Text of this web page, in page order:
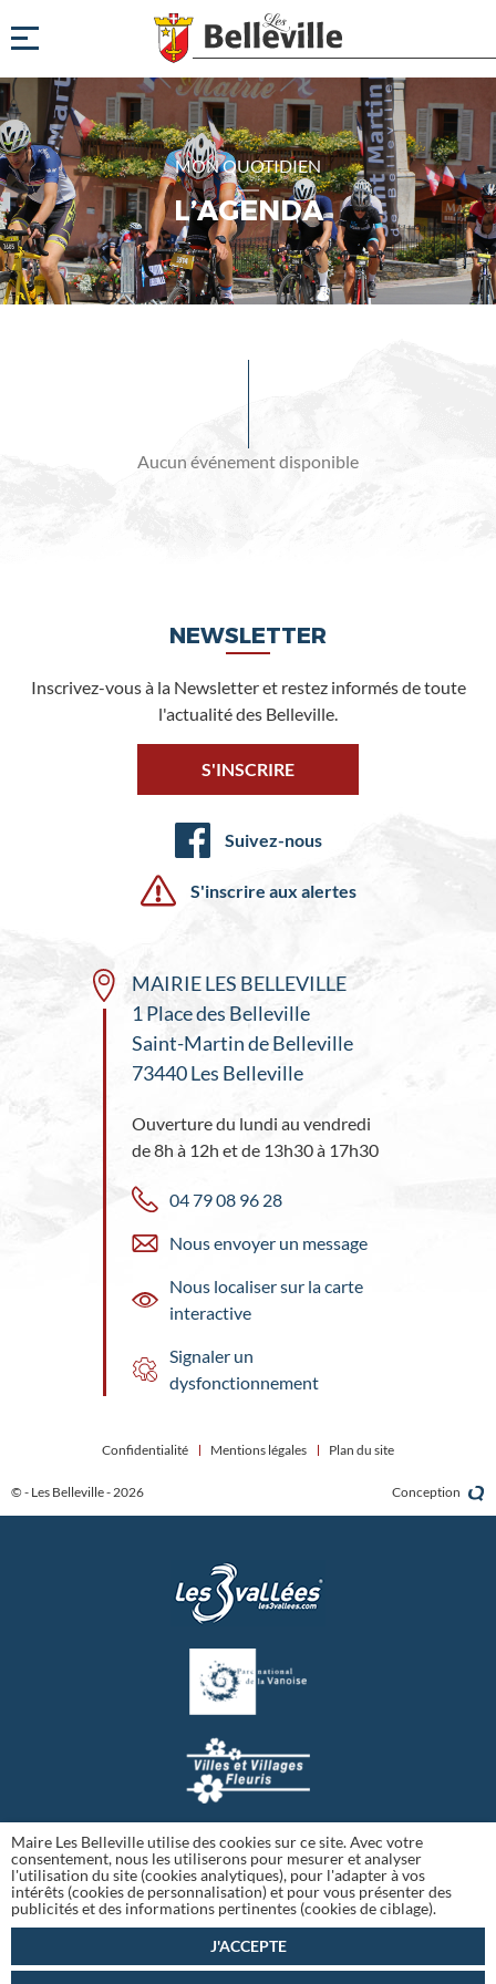
MON QUOTIDIEN
L’AGENDA
Aucun événement disponible
NEWSLETTER
Inscrivez-vous à la Newsletter et restez informés de toute
l'actualité des Belleville.
S'INSCRIRE
Suivez-nous
S'inscrire aux alertes
MAIRIE LES BELLEVILLE
1 Place des Belleville
Saint-Martin de Belleville
73440 Les Belleville
Ouverture du lundi au vendredi
de 8h à 12h et de 13h30 à 17h30
04 79 08 96 28
Nous envoyer un message
Nous localiser sur la carte
interactive
Signaler un
dysfonctionnement
© - Les Belleville - 2026
Confidentialité Mentions légales Plan du site
Conception
Maire Les Belleville utilise des cookies sur ce site. Avec votre
consentement, nous les utiliserons pour mesurer et analyser
l'utilisation du site (cookies analytiques), pour l'adapter à vos
intérêts (cookies de personnalisation) et pour vous présenter des
publicités et des informations pertinentes (cookies de ciblage).
J'ACCEPTE